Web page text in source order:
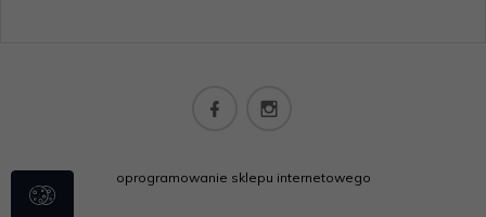
oprogramowanie sklepu internetowego